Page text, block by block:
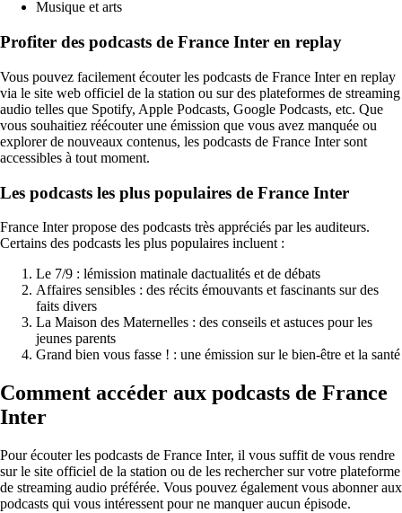
Musique et arts
Profiter des podcasts de France Inter en replay
Vous pouvez facilement écouter les podcasts de France Inter en replay
via le site web officiel de la station ou sur des plateformes de streaming
audio telles que Spotify, Apple Podcasts, Google Podcasts, etc. Que
vous souhaitiez réécouter une émission que vous avez manquée ou
explorer de nouveaux contenus, les podcasts de France Inter sont
accessibles à tout moment.
Les podcasts les plus populaires de France Inter
France Inter propose des podcasts très appréciés par les auditeurs.
Certains des podcasts les plus populaires incluent :
Le 7/9 : lémission matinale dactualités et de débats
Affaires sensibles : des récits émouvants et fascinants sur des
faits divers
La Maison des Maternelles : des conseils et astuces pour les
jeunes parents
Grand bien vous fasse ! : une émission sur le bien-être et la santé
Comment accéder aux podcasts de France
Inter
Pour écouter les podcasts de France Inter, il vous suffit de vous rendre
sur le site officiel de la station ou de les rechercher sur votre plateforme
de streaming audio préférée. Vous pouvez également vous abonner aux
podcasts qui vous intéressent pour ne manquer aucun épisode.